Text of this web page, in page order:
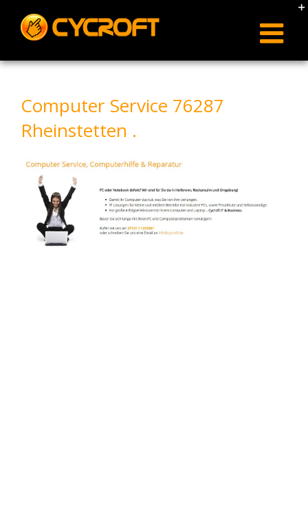
content
Computer Service 76287
Rheinstetten .